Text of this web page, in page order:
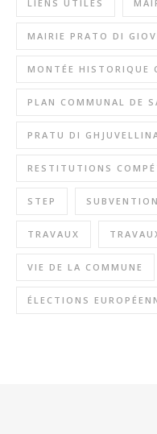
LIENS UTILES
MAIRIE PRATO DI
MONTÉE HISTORIQUE
PLAN COMMUNAL DE
PRATU DI
RESTITUTIONS
STEP
TRAVAUX
VIE DE LA COMMUNE
ÉLECTIONS